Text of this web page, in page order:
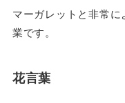
マーガレットと非常
業です。
花言葉